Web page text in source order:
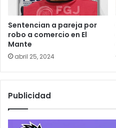
Sentencian a pareja por
robo a comercio en El
Mante
abril 25, 2024
Publicidad